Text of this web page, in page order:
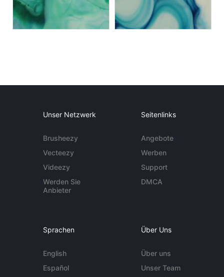
Unser Netzwerk
Brusheezy
Vecteezy
Videezy
Werden Sie
Anbieter
Seitenlinks
Angebote
Werben
Support
DMCA
Sprachen
English
Español
Über Uns
Über uns
Unser Team